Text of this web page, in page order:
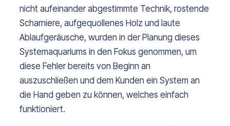
nicht aufeinander abgestimmte Technik, rostende
Scharniere, aufgequollenes Holz und laute
Ablaufgeräusche, wurden in der Planung dieses
Systemaquariums in den Fokus genommen, um
diese Fehler bereits von Beginn an
auszuschließen und dem Kunden ein System an
die Hand geben zu können, welches einfach
funktioniert.